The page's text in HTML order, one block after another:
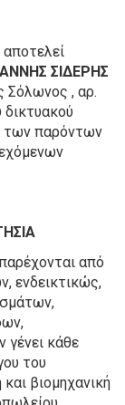
αποτελεί
ΣΙΔΕΡΗΣ
Σόλωνος , αρ.
των παρόντων
από
ενδεικτικώς,
κάθε
του
βιομηχανική